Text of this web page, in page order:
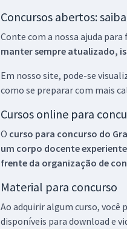
Concursos abertos:
Conte com a nossa ajuda para
manter sempre atualizado,
Em nosso site, pode-se
como se preparar com mais
Cursos online para
O curso para concurso do
um corpo docente
frente da organização de
Material para concurso
Ao adquirir algum curso, você
disponíveis para download e